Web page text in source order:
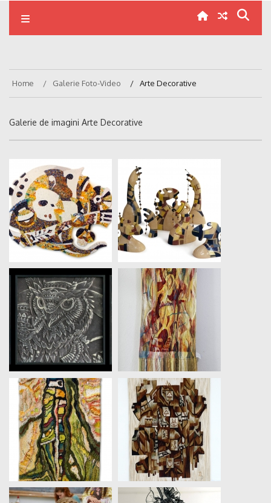
Home Galerie Foto-Video Arte Decorative